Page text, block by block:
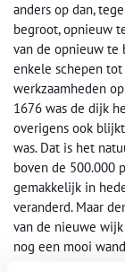
anders op dan,
begroot, opnieuw
van de opnieuw te
enkele schepen
werkzaamheden
1676 was de dijk
overigens ook
was. Dat is het
boven de 500.000
gemakkelijk in
veranderd. Maar
van de nieuwe
nog een mooi